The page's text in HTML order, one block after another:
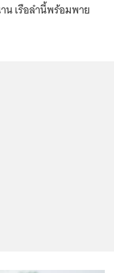
เรือลำนี้พร้อมพาย